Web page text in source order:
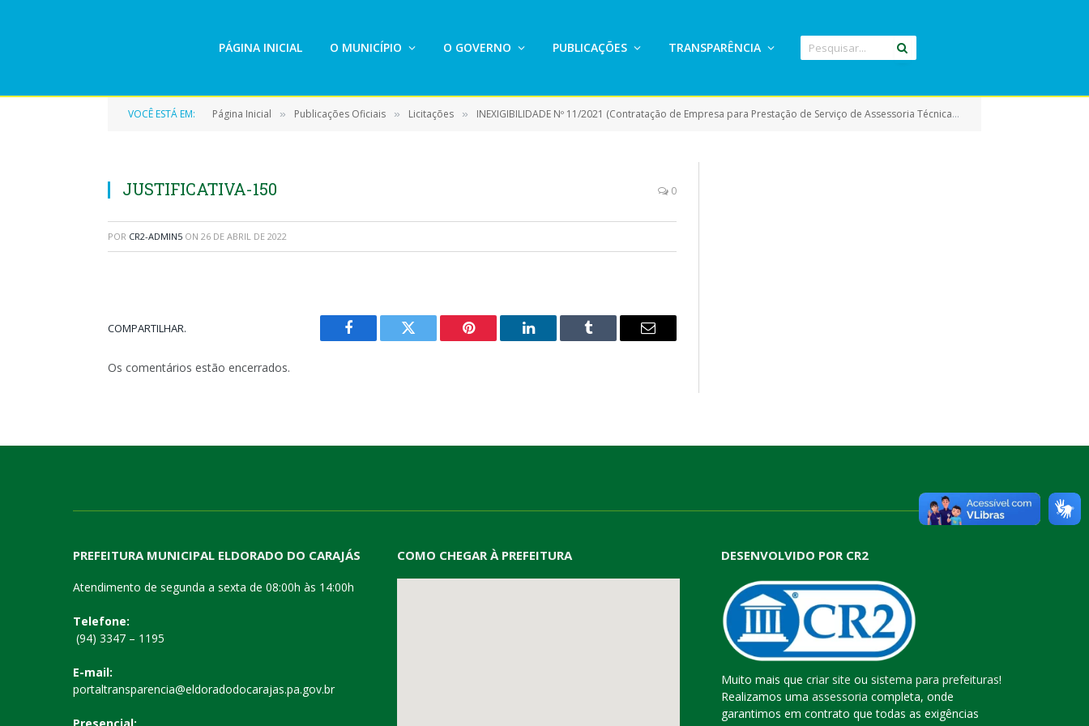
PÁGINA INICIAL O MUNICÍPIO O GOVERNO PUBLICAÇÕES TRANSPARÊNCIA
VOCÊ ESTÁ EM: Página Inicial » Publicações Oficiais » Licitações » INEXIGIBILIDADE Nº 11/2021 (Contratação de Empresa para Prestação de Serviço de Assessoria Técnica Especializada em Elaboração de Projetos de Captação de Recursos e Planos de Trabalho da Área Pública)
JUSTIFICATIVA-150 0
POR CR2-ADMIN5 ON 26 DE ABRIL DE 2022
COMPARTILHAR.
Facebook Twitter Pinterest LinkedIn Tumblr
E-
Os comentários estão encerrados.
PREFEITURA MUNICIPAL ELDORADO DO CARAJÁS
Atendimento de segunda a sexta de 08:00h às 14:00h
Telefone:
(94) 3347 – 1195
E-mail:
portaltransparencia@eldoradodocarajas.pa.gov.br
COMO CHEGAR À PREFEITURA DESENVOLVIDO POR CR2
Muito mais que criar site ou sistema para prefeituras!
Realizamos uma assessoria completa, onde
garantimos em contrato que todas as exigências